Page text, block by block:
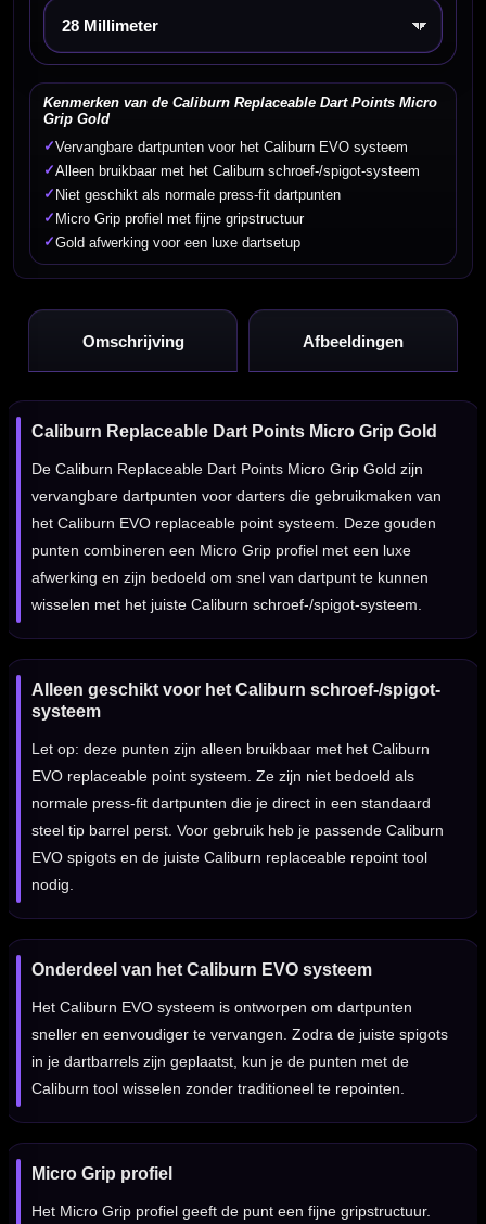
Kies een optie
Kenmerken van de Caliburn Replaceable Dart Points Micro
Grip Gold
✓Vervangbare dartpunten voor het Caliburn EVO systeem
✓Alleen bruikbaar met het Caliburn schroef-/spigot-systeem
✓ Niet geschikt als normale press-fit dartpunten
✓ Micro Grip profiel met fijne gripstructuur
✓Gold afwerking voor een luxe dartsetup
Omschrijving Afbeeldingen
Caliburn Replaceable Dart Points Micro Grip Gold
De Caliburn Replaceable Dart Points Micro Grip Gold zijn
vervangbare dartpunten voor darters die gebruikmaken van
het Caliburn EVO replaceable point systeem. Deze gouden
punten combineren een Micro Grip profiel met een luxe
afwerking en zijn bedoeld om snel van dartpunt te kunnen
wisselen met het juiste Caliburn schroef-/spigot-systeem.
Alleen geschikt voor het Caliburn schroef-/spigot-
systeem
Let op: deze punten zijn alleen bruikbaar met het Caliburn
EVO replaceable point systeem. Ze zijn niet bedoeld als
normale press-fit dartpunten die je direct in een standaard
steel tip barrel perst. Voor gebruik heb je passende Caliburn
EVO spigots en de juiste Caliburn replaceable repoint tool
nodig.
Onderdeel van het Caliburn EVO systeem
Het Caliburn EVO systeem is ontworpen om dartpunten
sneller en eenvoudiger te vervangen. Zodra de juiste spigots
in je dartbarrels zijn geplaatst, kun je de punten met de
Caliburn tool wisselen zonder traditioneel te repointen.
Micro Grip profiel
Het Micro Grip profiel geeft de punt een fijne gripstructuur.